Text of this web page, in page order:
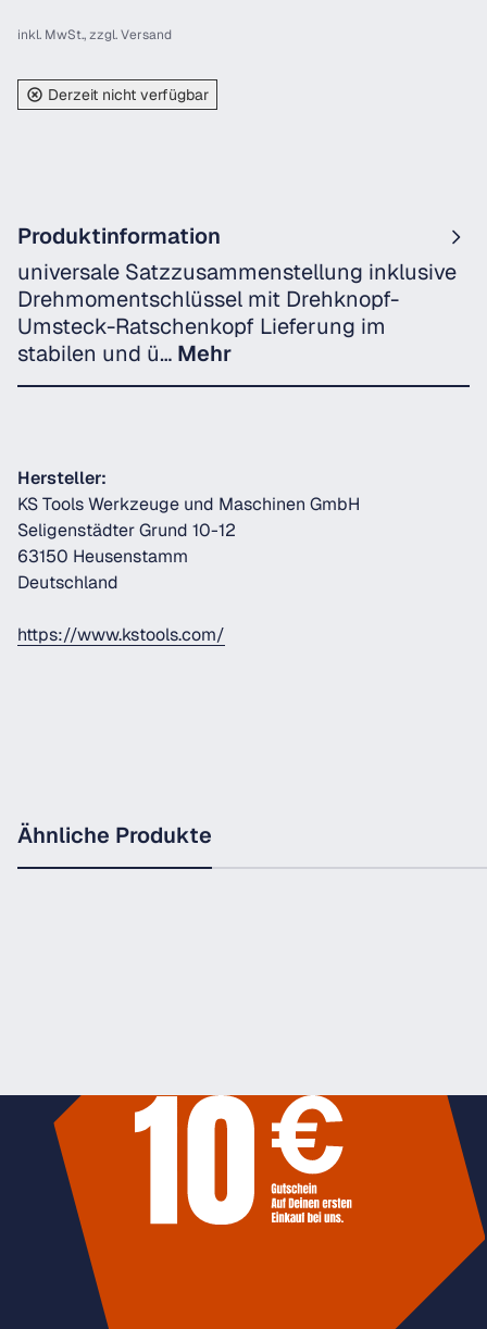
inkl. MwSt., zzgl.Versand
Derzeit nicht verfügbar
Produktinformation
universale Satzzusammenstellung inklusive
Drehmomentschlüssel mit Drehknopf-
Umsteck-Ratschenkopf Lieferung im
stabilen und ü… Mehr
Hersteller:
KS Tools Werkzeuge und Maschinen GmbH
Seligenstädter Grund 10-12
63150 Heusenstamm
Deutschland
https://www.kstools.com/
Ähnliche Produkte